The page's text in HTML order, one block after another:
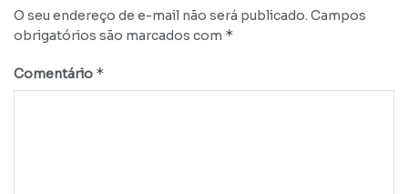
O seu endereço de e-mail não será publicado. Campos
obrigatórios são marcados com *
Comentário *